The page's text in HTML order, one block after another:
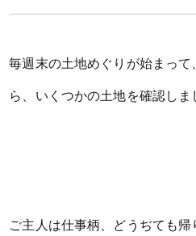
毎週末の土地めぐりが始まっ
ら、いくつかの土地を確認しま
ご主人は仕事柄、どうぢても